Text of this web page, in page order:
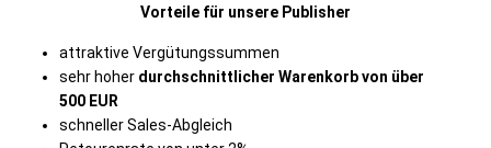
Vorteile für unsere Publisher
attraktive Vergütungssummen
sehr hoher durchschnittlicher Warenkorb von über
500 EUR
schneller Sales-Abgleich